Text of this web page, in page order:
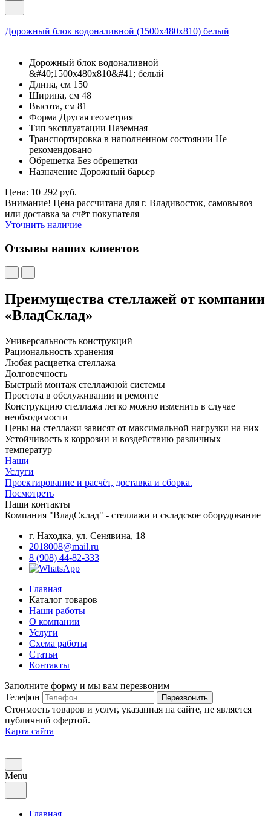
Дорожный блок водоналивной (1500х480х810) белый
Дорожный блок водоналивной
&#40;1500х480х810&#41; белый
Длина, см 150
Ширина, см 48
Высота, см 81
Форма Другая геометрия
Тип эксплуатации Наземная
Транспортировка в наполненном состоянии Не
рекомендовано
Обрешетка Без обрешетки
Назначение Дорожный барьер
Цена: 10 292 руб.
Внимание! Цена рассчитана для г. Владивосток, самовывоз
или доставка за счёт покупателя
Уточнить наличие
Отзывы наших клиентов
Преимущества стеллажей от компании
«ВладСклад»
Универсальность конструкций
Рациональность хранения
Любая расцветка стеллажа
Долговечность
Быстрый монтаж стеллажной системы
Простота в обслуживании и ремонте
Конструкцию стеллажа легко можно изменить в случае
необходимости
Цены на стеллажи зависят от максимальной нагрузки на них
Устойчивость к коррозии и воздействию различных
температур
Наши
Услуги
Проектирование и расчёт, доставка и сборка.
Посмотреть
Наши контакты
Компания "ВладСклад" - стеллажи и складское оборудование
г. Находка, ул. Сенявина, 18
2018008@mail.ru
8 (908) 44-82-333
Главная
Каталог товаров
Наши работы
О компании
Услуги
Схема работы
Статьи
Контакты
Заполните форму и мы вам перезвоним
Телефон
Перезвонить
Стоимость товаров и услуг, указанная на сайте, не является
публичной офертой.
Карта сайта
Menu